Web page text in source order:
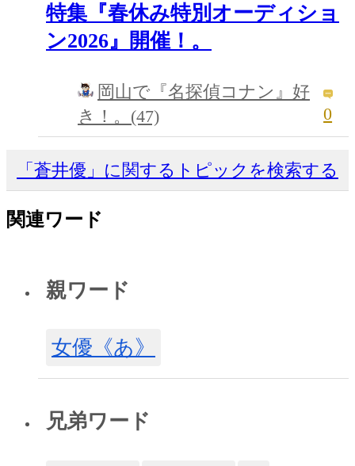
特集『春休み特別オーディショ
ン2026』開催！。
岡山で『名探偵コナン』好
き！。(47)
0
「蒼井優」に関するトピックを検索する
関連ワード
親ワード
女優《あ》
兄弟ワード